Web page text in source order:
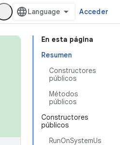
Acceder
En esta página
Resumen
Constructores
públicos
Métodos
públicos
Constructores
públicos
RunOnSystemUs